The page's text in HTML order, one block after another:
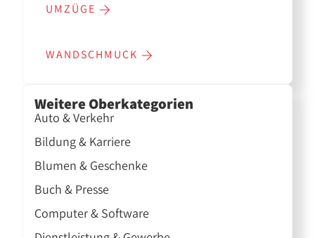
UMZÜGE
WANDSCHMUCK
Weitere Oberkategorien
Auto & Verkehr
Bildung & Karriere
Blumen & Geschenke
Buch & Presse
Computer & Software